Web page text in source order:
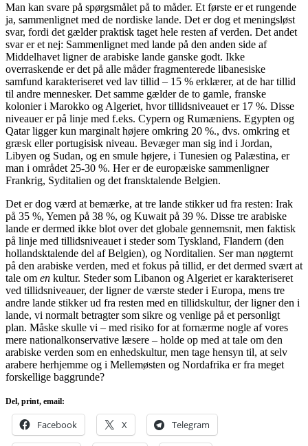
Man kan svare på spørgsmålet på to måder. Et første er et rungende
ja, sammenlignet med de nordiske lande. Det er dog et meningsløst
svar, fordi det gælder praktisk taget hele resten af verden. Det andet
svar er et nej: Sammenlignet med lande på den anden side af
Middelhavet ligner de arabiske lande ganske godt. Ikke
overraskende er det på alle måder fragmenterede libanesiske
samfund karakteriseret ved lav tillid – 15 % erklærer, at de har tillid
til andre mennesker. Det samme gælder de to gamle, franske
kolonier i Marokko og Algeriet, hvor tillidsniveauet er 17 %. Disse
niveauer er på linje med f.eks. Cypern og Rumæniens. Egypten og
Qatar ligger kun marginalt højere omkring 20 %., dvs. omkring et
græsk eller portugisisk niveau. Bevæger man sig ind i Jordan,
Libyen og Sudan, og en smule højere, i Tunesien og Palæstina, er
man i området 25-30 %. Her er de europæiske sammenligner
Frankrig, Syditalien og det fransktalende Belgien.
Det er dog værd at bemærke, at tre lande stikker ud fra resten: Irak
på 35 %, Yemen på 38 %, og Kuwait på 39 %. Disse tre arabiske
lande er dermed ikke blot over det globale gennemsnit, men faktisk
på linje med tillidsniveauet i steder som Tyskland, Flandern (den
hollandsktalende del af Belgien), og Norditalien. Ser man nøgternt
på den arabiske verden, med et fokus på tillid, er det dermed svært at
tale om en kultur. Steder som Libanon og Algeriet er karakteriseret
ved tillidsniveauer, der ligner de værste steder i Europa, mens tre
andre lande stikker ud fra resten med en tillidskultur, der ligner den i
lande, vi normalt betragter som sikre og venlige på et personligt
plan. Måske skulle vi – med risiko for at fornærme nogle af vores
mere nationalkonservative læsere – holde op med at tale om den
arabiske verden som en enhedskultur, men tage hensyn til, at selv
arabere herhjemme og i Mellemøsten og Nordafrika er fra meget
forskellige baggrunde?
Del, print, email:
Facebook X Telegram